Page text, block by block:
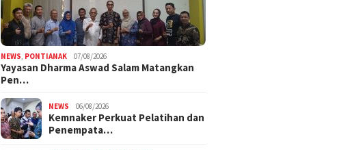
NEWS PONTIANAK 07/08/2026
Yayasan Dharma Aswad Salam Matangkan
Pen…
NEWS 06/08/2026
Kemnaker Perkuat Pelatihan dan
Penempata…